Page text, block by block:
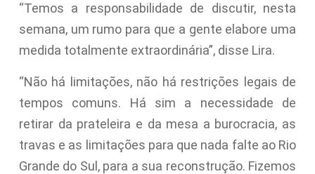
“Temos a responsabilidade de discutir, nesta
semana, um rumo para que a gente elabore uma
medida totalmente extraordinária”, disse Lira.
“Não há limitações, não há restrições legais de
tempos comuns. Há sim a necessidade de
retirar da prateleira e da mesa a burocracia, as
travas e as limitações para que nada falte ao Rio
Grande do Sul, para a sua reconstrução. Fizemos